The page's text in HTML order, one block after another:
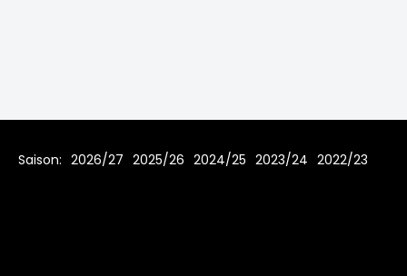
Saison: 2026/27 2025/26 2024/25 2023/24 2022/23